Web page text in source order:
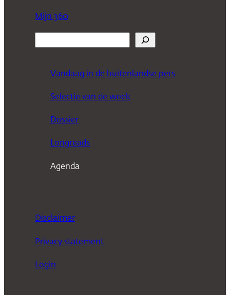
Mijn 360
Vandaag in de buitenlandse pers
Selectie van de week
Dossier
Longreads
Agenda
Disclaimer
Privacy statement
Login